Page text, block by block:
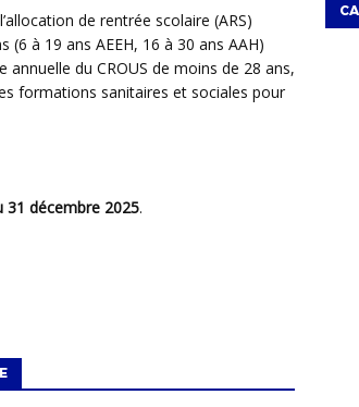
de rentrée scolaire (ARS)
(6 à 19 ans AEEH, 16 à 30 ans AAH)
annuelle du CROUS de moins de 28 ans,
formations sanitaires et sociales pour
31 décembre 2025.